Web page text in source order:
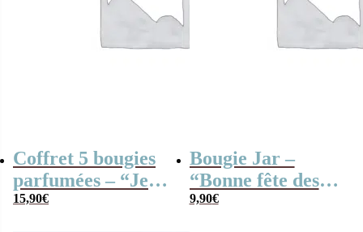
Coffret 5 bougies
parfumées – “Je
t’aime mamie”
15,90€
Bougie Jar –
“Bonne fête des
Grand-mères”
9,90€